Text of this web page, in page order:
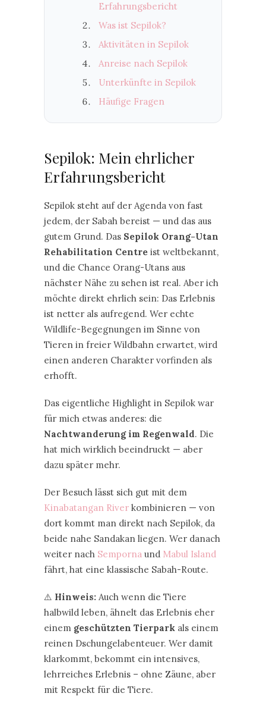
Erfahrungsbericht
Was ist Sepilok?
Aktivitäten in Sepilok
Anreise nach Sepilok
Unterkünfte in Sepilok
Häufige Fragen
Sepilok: Mein ehrlicher
Erfahrungsbericht
Sepilok steht auf der Agenda von fast
jedem, der Sabah bereist — und das aus
gutem Grund. Das Sepilok Orang-Utan
Rehabilitation Centre ist weltbekannt,
und die Chance Orang-Utans aus
nächster Nähe zu sehen ist real. Aber ich
möchte direkt ehrlich sein: Das Erlebnis
ist netter als aufregend. Wer echte
Wildlife-Begegnungen im Sinne von
Tieren in freier Wildbahn erwartet, wird
einen anderen Charakter vorfinden als
erhofft.
Das eigentliche Highlight in Sepilok war
für mich etwas anderes: die
Nachtwanderung im Regenwald. Die
hat mich wirklich beeindruckt — aber
dazu später mehr.
Der Besuch lässt sich gut mit dem
Kinabatangan River kombinieren — von
dort kommt man direkt nach Sepilok, da
beide nahe Sandakan liegen. Wer danach
weiter nach Semporna und Mabul Island
fährt, hat eine klassische Sabah-Route.
⚠️ Hinweis: Auch wenn die Tiere
halbwild leben, ähnelt das Erlebnis eher
einem geschützten Tierpark als einem
reinen Dschungelabenteuer. Wer damit
klarkommt, bekommt ein intensives,
lehrreiches Erlebnis – ohne Zäune, aber
mit Respekt für die Tiere.